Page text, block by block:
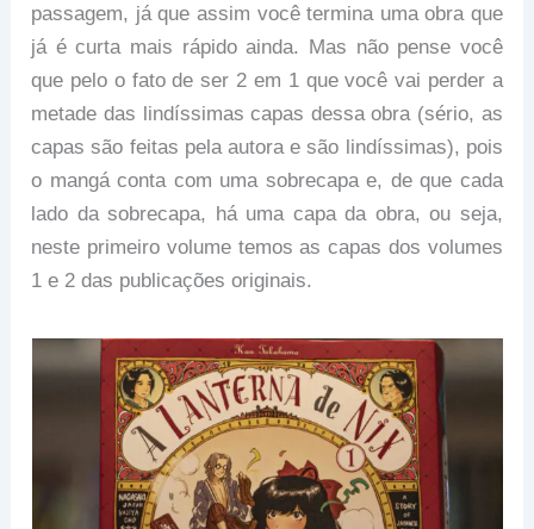
passagem, já que assim você termina uma obra que
já é curta mais rápido ainda. Mas não pense você
que pelo o fato de ser 2 em 1 que você vai perder a
metade das lindíssimas capas dessa obra (sério, as
capas são feitas pela autora e são lindíssimas), pois
o mangá conta com uma sobrecapa e, de que cada
lado da sobrecapa, há uma capa da obra, ou seja,
neste primeiro volume temos as capas dos volumes
1 e 2 das publicações originais.